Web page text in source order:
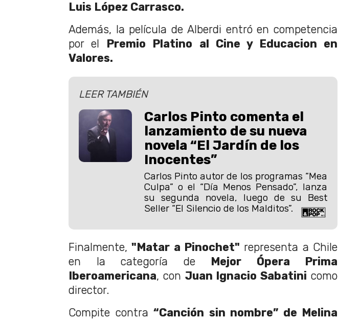
Luis López Carrasco.
Además, la película de Alberdi entró en competencia
por el Premio Platino al Cine y Educacion en
Valores.
LEER TAMBIÉN
Carlos Pinto comenta el
lanzamiento de su nueva
novela “El Jardín de los
Inocentes”
Carlos Pinto autor de los programas “Mea
Culpa” o el “Día Menos Pensado”, lanza
su segunda novela, luego de su Best
Seller “El Silencio de los Malditos”.
Finalmente,"Matar a Pinochet" representa a Chile
en la categoría de
Mejor Ópera Prima
Iberoamericana, con Juan Ignacio Sabatini como
director.
Compite contra “Canción sin nombre” de Melina